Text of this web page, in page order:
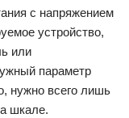
с напряжением
устройство,
или
параметр
нужно всего лишь
шкале.